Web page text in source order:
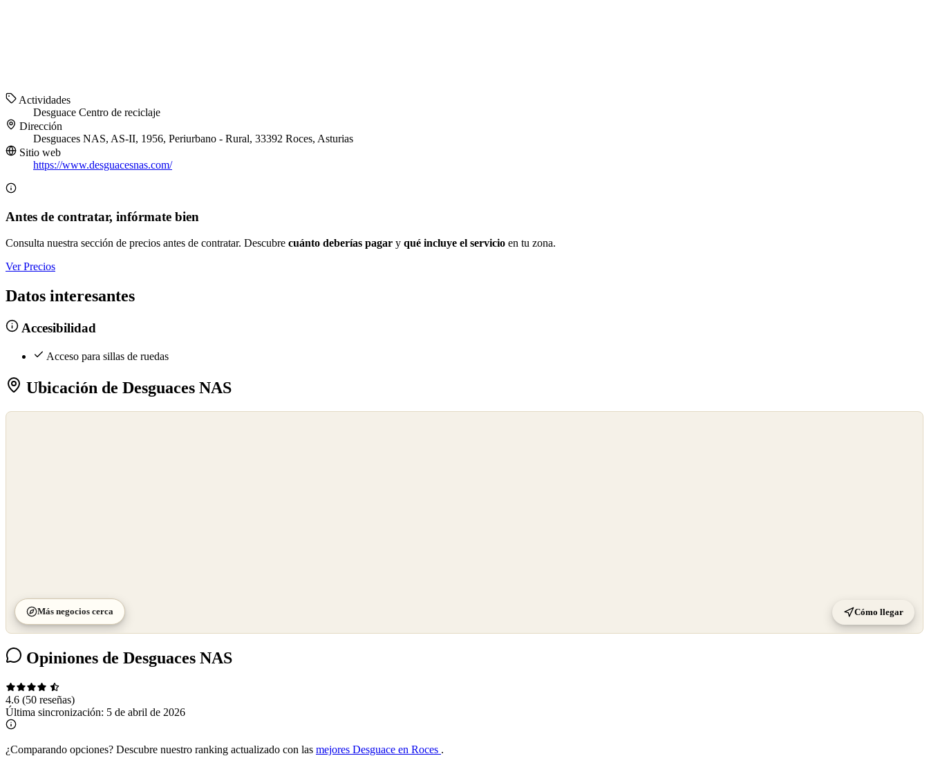
Actividades
Desguace Centro de reciclaje
Dirección
Desguaces NAS, AS-II, 1956, Periurbano - Rural, 33392 Roces, Asturias
Sitio web
https://www.desguacesnas.com/
Antes de contratar, infórmate bien
Consulta nuestra sección de precios antes de contratar. Descubre cuánto deberías pagar y qué incluye el servicio en tu zona.
Ver Precios
Datos interesantes
Accesibilidad
Acceso para sillas de ruedas
Ubicación de Desguaces NAS
Más negocios cerca Cómo llegar
Opiniones de Desguaces NAS
4.6 (50 reseñas)
Última sincronización: 5 de abril de 2026
¿Comparando opciones? Descubre nuestro ranking actualizado con las mejores Desguace en Roces .